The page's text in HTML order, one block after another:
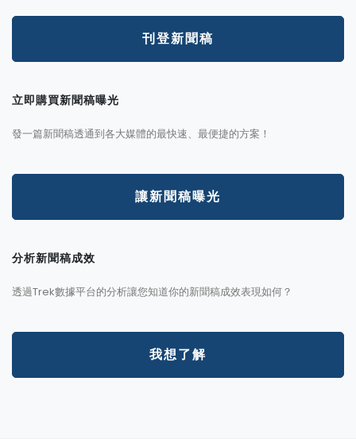
刊登新聞稿
立即購買新聞稿曝光
發一篇新聞稿透通到各大媒體的最快速、最便捷的方案！
讓新聞稿曝光
分析新聞稿成效
透過Trek數據平台的分析讓您知道你的新聞稿成效表現如何？
我想了解